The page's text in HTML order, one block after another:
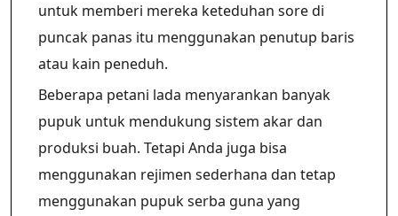
untuk memberi mereka keteduhan sore di
puncak panas itu menggunakan penutup baris
atau kain peneduh.
Beberapa petani lada menyarankan banyak
pupuk untuk mendukung sistem akar dan
produksi buah. Tetapi Anda juga bisa
menggunakan rejimen sederhana dan tetap
menggunakan pupuk serba guna yang